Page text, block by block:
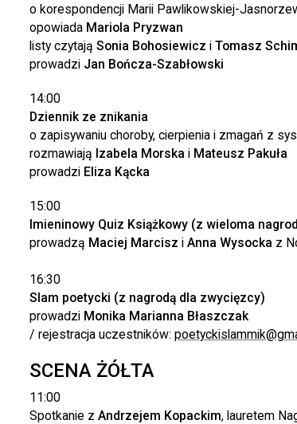
o korespondencji Marii Pawlikowskiej-
opowiada Mariola Pryzwan
listy czytają Sonia Bohosiewicz i Tomasz
prowadzi Jan Bończa-Szabłowski
14:00
Dziennik ze znikania
o zapisywaniu choroby, cierpienia i zmagań z
rozmawiają Izabela Morska i Mateusz Pakuła
prowadzi Eliza Kącka
15:00
Imieninowy Quiz Książkowy (z wieloma
prowadzą Maciej Marcisz i Anna Wysocka z
16:30
Slam poetycki (z nagrodą dla zwycięzcy)
prowadzi Monika Marianna Błaszczak
/ rejestracja uczestników:
SCENA ŻÓŁTA
11:00
Spotkanie z Andrzejem Kopackim, lauretem